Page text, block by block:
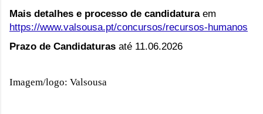
Mais detalhes e processo de candidatura em
https://www.valsousa.pt/concursos/recursos-humanos
Prazo de Candidaturas até 11.06.2026
Imagem/logo: Valsousa